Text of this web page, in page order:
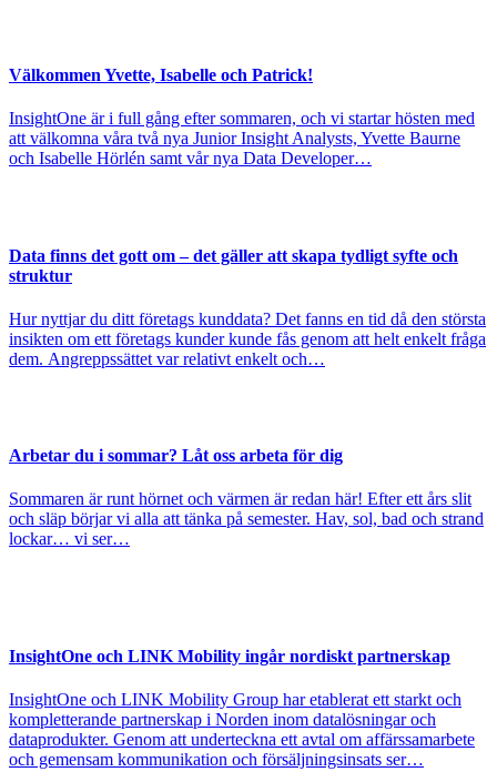
Välkommen Yvette, Isabelle och Patrick!
InsightOne är i full gång efter sommaren, och vi startar hösten med
att välkomna våra två nya Junior Insight Analysts, Yvette Baurne
och Isabelle Hörlén samt vår nya Data Developer…
Data finns det gott om – det gäller att skapa tydligt syfte och
struktur
Hur nyttjar du ditt företags kunddata? Det fanns en tid då den största
insikten om ett företags kunder kunde fås genom att helt enkelt fråga
dem. Angreppssättet var relativt enkelt och…
Arbetar du i sommar? Låt oss arbeta för dig
Sommaren är runt hörnet och värmen är redan här! Efter ett års slit
och släp börjar vi alla att tänka på semester. Hav, sol, bad och strand
lockar… vi ser…
InsightOne och LINK Mobility ingår nordiskt partnerskap
InsightOne och LINK Mobility Group har etablerat ett starkt och
kompletterande partnerskap i Norden inom datalösningar och
dataprodukter. Genom att underteckna ett avtal om affärssamarbete
och gemensam kommunikation och försäljningsinsats ser…